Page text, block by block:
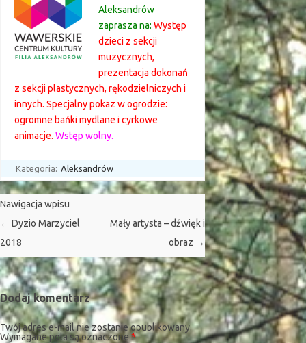
Aleksandrów
zaprasza na: Występ
dzieci z sekcji
muzycznych,
prezentacja dokonań
z sekcji plastycznych, rękodzielniczych i
innych. Specjalny pokaz w ogrodzie:
ogromne bańki mydlane i cyrkowe
animacje. Wstęp wolny.
Kategoria: Aleksandrów
Nawigacja wpisu
← Dyzio Marzyciel
2018
Mały artysta – dźwięk i
obraz →
Dodaj komentarz
Twój adres e-mail nie zostanie opublikowany.
Wymagane pola są oznaczone*